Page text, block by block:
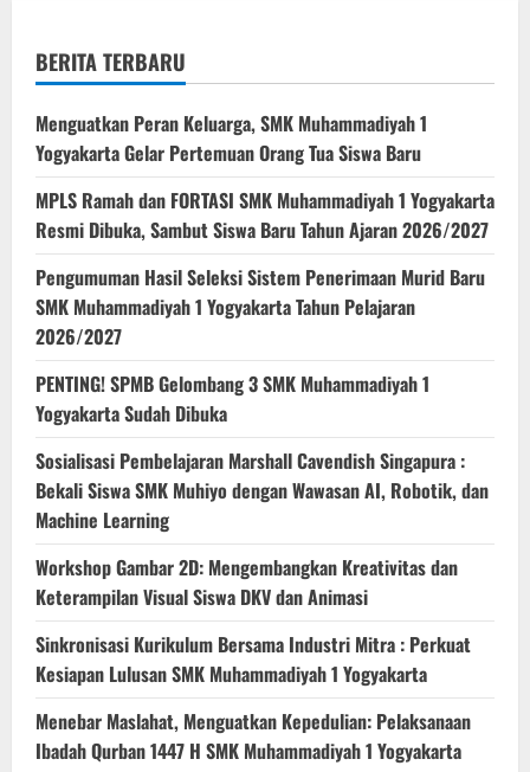
BERITA TERBARU
Menguatkan Peran Keluarga, SMK Muhammadiyah 1
Yogyakarta Gelar Pertemuan Orang Tua Siswa Baru
MPLS Ramah dan FORTASI SMK Muhammadiyah 1 Yogyakarta
Resmi Dibuka, Sambut Siswa Baru Tahun Ajaran 2026/2027
Pengumuman Hasil Seleksi Sistem Penerimaan Murid Baru
SMK Muhammadiyah 1 Yogyakarta Tahun Pelajaran
2026/2027
PENTING! SPMB Gelombang 3 SMK Muhammadiyah 1
Yogyakarta Sudah Dibuka
Sosialisasi Pembelajaran Marshall Cavendish Singapura :
Bekali Siswa SMK Muhiyo dengan Wawasan AI, Robotik, dan
Machine Learning
Workshop Gambar 2D: Mengembangkan Kreativitas dan
Keterampilan Visual Siswa DKV dan Animasi
Sinkronisasi Kurikulum Bersama Industri Mitra : Perkuat
Kesiapan Lulusan SMK Muhammadiyah 1 Yogyakarta
Menebar Maslahat, Menguatkan Kepedulian: Pelaksanaan
Ibadah Qurban 1447 H SMK Muhammadiyah 1 Yogyakarta